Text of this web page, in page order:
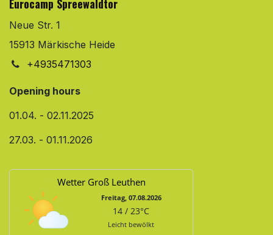
Eurocamp Spreewaldtor
Neue Str. 1
15913 Märkische Heide
+4935471303
Opening hours
01.04. - 02.11.2025
27.03. - 01.11.2026
Wetter Groß Leuthen
Freitag, 07.08.2026
14 / 23°C
Leicht bewölkt